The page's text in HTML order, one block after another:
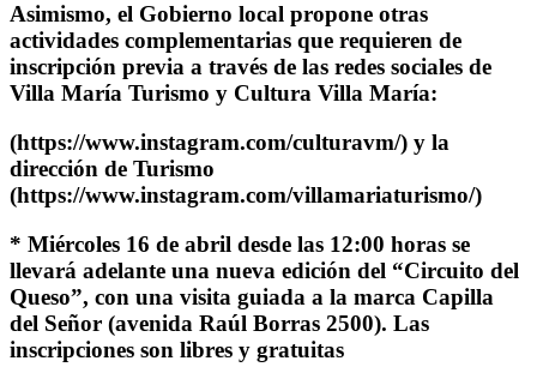
Asimismo, el Gobierno local propone otras
actividades complementarias que requieren de
inscripción previa a través de las redes sociales de
Villa María Turismo y Cultura Villa María:
(https://www.instagram.com/culturavm/) y la
dirección de Turismo
(https://www.instagram.com/villamariaturismo/)
* Miércoles 16 de abril desde las 12:00 horas se
llevará adelante una nueva edición del “Circuito del
Queso”, con una visita guiada a la marca Capilla
del Señor (avenida Raúl Borras 2500). Las
inscripciones son libres y gratuitas